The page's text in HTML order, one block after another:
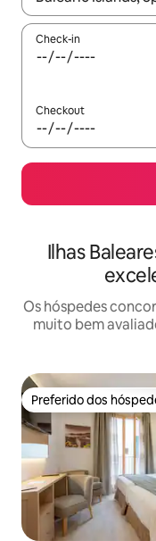
Check-in
Checkout
Ilhas
Os hóspedes
muito bem
Preferido dos
Preferido dos